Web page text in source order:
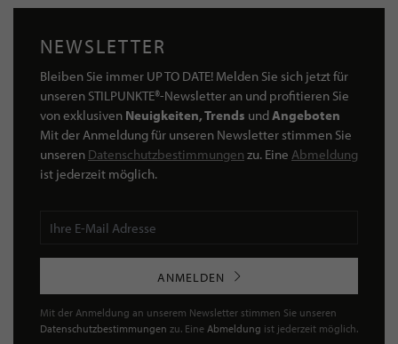
NEWSLETTER
Bleiben Sie immer UP TO DATE! Melden Sie sich jetzt für
unseren STILPUNKTE®-Newsletter an und profitieren Sie
von exklusiven Neuigkeiten, Trends undAngeboten
Mit der Anmeldung für unseren Newsletter stimmen Sie
unseren Datenschutzbestimmungen zu. Eine Abmeldung
ist jederzeit möglich.
ANMELDEN
Mit der Anmeldung an unserem Newsletter stimmen Sie unseren
Datenschutzbestimmungen zu. Eine Abmeldung ist jederzeit möglich.